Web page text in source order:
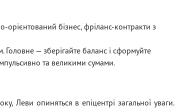
орієнтований бізнес, фріланс-контракти з
Головне — зберігайте баланс і сформуйте
та великими сумами.
Леви опиняться в епіцентрі загальної уваги.